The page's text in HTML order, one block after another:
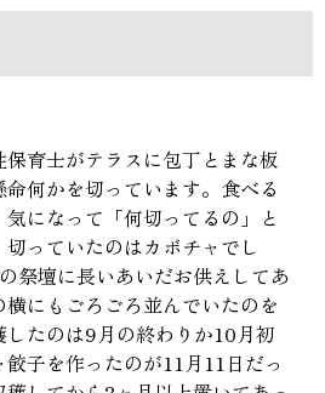
育士がテラスに包丁とまな板
何かを切っています。食べる
になって「何切ってるの」と
っていたのはカボチャでし
祭壇に長いあいだお供えしてあ
にもごろごろ並んでいたのを
たのは9月の終わりか10月初
子を作ったのが11月11日だっ